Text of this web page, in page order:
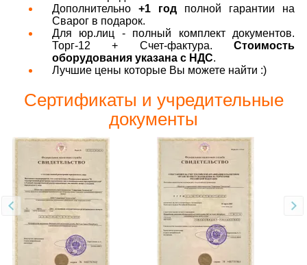
Дополнительно +1 год полной гарантии на
Сварог в подарок.
Для юр.лиц - полный комплект документов.
Торг-12 + Счет-фактура. Стоимость
оборудования указана с НДС.
Лучшие цены которые Вы можете найти :)
Сертификаты и учредительные
документы